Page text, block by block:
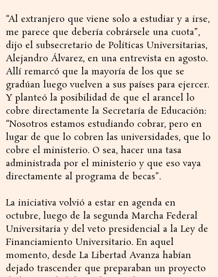
“Al extranjero que viene solo a estudiar y a irse,
me parece que debería cobrársele una cuota”,
dijo el subsecretario de Políticas Universitarias,
Alejandro Álvarez, en una entrevista en agosto.
Allí remarcó que la mayoría de los que se
gradúan luego vuelven a sus países para ejercer.
Y planteó la posibilidad de que el arancel lo
cobre directamente la Secretaría de Educación:
“Nosotros estamos estudiando cobrar, pero en
lugar de que lo cobren las universidades, que lo
cobre el ministerio. O sea, hacer una tasa
administrada por el ministerio y que eso vaya
directamente al programa de becas”.
La iniciativa volvió a estar en agenda en
octubre, luego de la segunda Marcha Federal
Universitaria y del veto presidencial a la Ley de
Financiamiento Universitario. En aquel
momento, desde La Libertad Avanza habían
dejado trascender que preparaban un proyecto